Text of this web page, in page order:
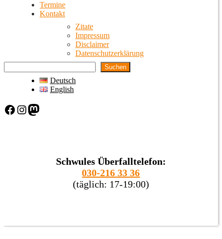
Termine
Kontakt
Zitate
Impressum
Disclaimer
Datenschutzerklärung
Suchen
Deutsch
English
Facebook Instagram Mastodon
Schwules Überfalltelefon:
030-216 33 36
(täglich: 17-19:00)